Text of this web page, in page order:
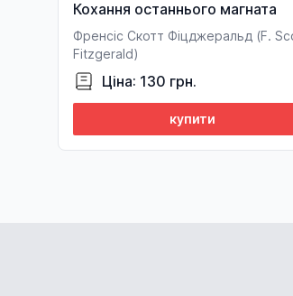
Кохання останнього магната
Френсіс Скотт Фіцджеральд (F.
Fitzgerald)
Ціна: 130 грн.
купити